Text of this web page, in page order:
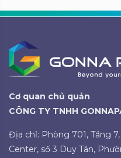
Cơ quan chủ quản
CÔNG TY TNHH
Địa chỉ: Phòng 701, Tầng 7,
Center, số 3 Duy Tân,